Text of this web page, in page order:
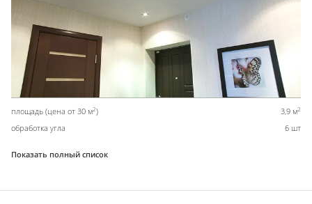
площадь (цена от 30 м2) 3,9 м2
обработка угла 6 шт
Показать полный список